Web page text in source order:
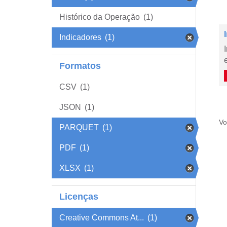
Histórico da Operação (1)
Indicadores (1)
Formatos
CSV (1)
JSON (1)
PARQUET (1)
PDF (1)
XLSX (1)
Licenças
Creative Commons At... (1)